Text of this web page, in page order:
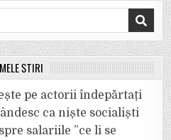
ȘTIRI
pe actorii îndepărtați
ca niște socialiști
salariile ”ce li se